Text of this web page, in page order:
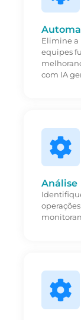
Elimine a
equipes
com IA
Análise